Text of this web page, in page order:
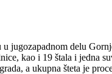
jugozapadnom delu
kao i 19 štala i jedna
a ukupna šteta je